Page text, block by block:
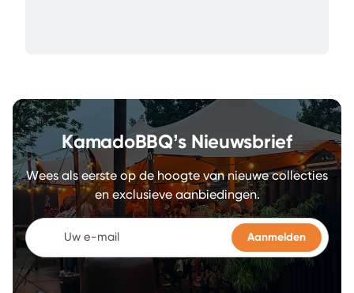
KamadoBBQ’s Nieuwsbrief
Wees als eerste op de hoogte van nieuwe collecties
en exclusieve aanbiedingen.
Uw e-mail